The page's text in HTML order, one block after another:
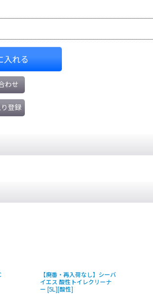
入れる
わせ
登録
【廃番・再入荷なし】シーバ
イエス 酸性トイレクリーナ
ー [5L][酸性]